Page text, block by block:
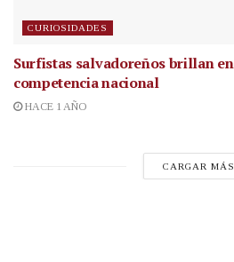
CURIOSIDADES
Surfistas salvadoreños brillan
competencia nacional
HACE 1 AÑO
CARGAR MÁS